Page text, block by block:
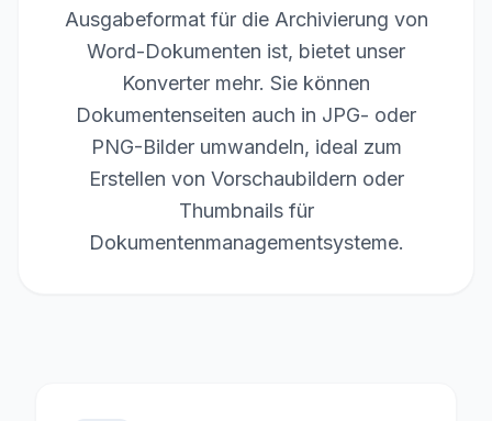
Ausgabeformat für die Archivierung von
Word-Dokumenten ist, bietet unser
Konverter mehr. Sie können
Dokumentenseiten auch in JPG- oder
PNG-Bilder umwandeln, ideal zum
Erstellen von Vorschaubildern oder
Thumbnails für
Dokumentenmanagementsysteme.